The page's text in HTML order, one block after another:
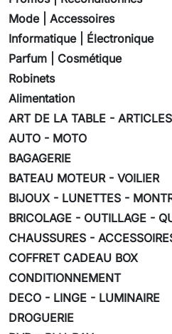
Mode | Accessoires
Informatique | Électronique
Parfum | Cosmétique
Robinets
Alimentation
ART DE LA TABLE -
AUTO - MOTO
BAGAGERIE
BATEAU MOTEUR - VOILIER
BIJOUX - LUNETTES -
BRICOLAGE - OUTILLAGE -
CHAUSSURES -
COFFRET CADEAU BOX
CONDITIONNEMENT
DECO - LINGE - LUMINAIRE
DROGUERIE